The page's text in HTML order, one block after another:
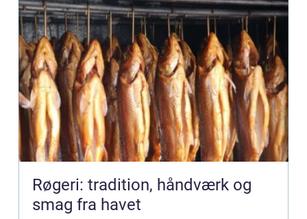
Røgeri: tradition, håndværk og
smag fra havet